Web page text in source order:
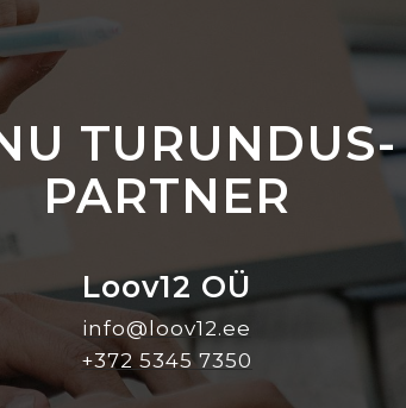
TURUNDUS-
PARTNER
Loov12 OÜ
info@loov12.ee
+372 5345 7350